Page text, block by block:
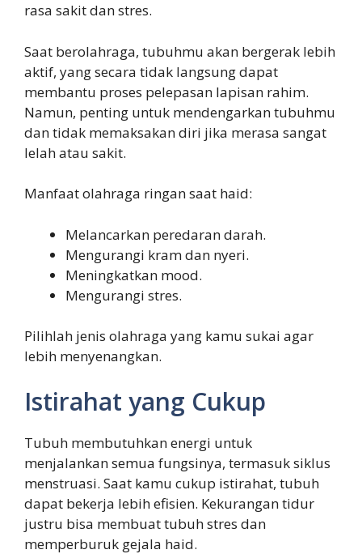
rasa sakit dan stres.
Saat berolahraga, tubuhmu akan bergerak lebih
aktif, yang secara tidak langsung dapat
membantu proses pelepasan lapisan rahim.
Namun, penting untuk mendengarkan tubuhmu
dan tidak memaksakan diri jika merasa sangat
lelah atau sakit.
Manfaat olahraga ringan saat haid:
Melancarkan peredaran darah.
Mengurangi kram dan nyeri.
Meningkatkan mood.
Mengurangi stres.
Pilihlah jenis olahraga yang kamu sukai agar
lebih menyenangkan.
Istirahat yang Cukup
Tubuh membutuhkan energi untuk
menjalankan semua fungsinya, termasuk siklus
menstruasi. Saat kamu cukup istirahat, tubuh
dapat bekerja lebih efisien. Kekurangan tidur
justru bisa membuat tubuh stres dan
memperburuk gejala haid.